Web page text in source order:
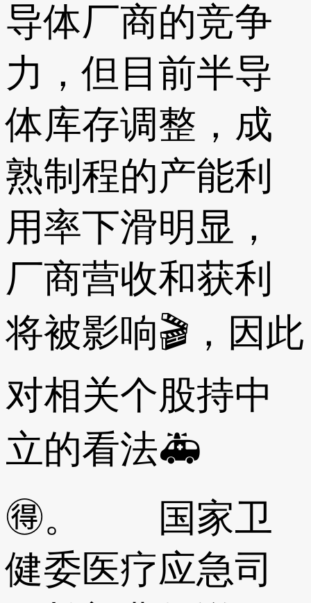
导体厂商的竞争
力，但目前半导
体库存调整，成
熟制程的产能利
用率下滑明显，
厂商营收和获利
将被影响🎬，因此
对相关个股持中
立的看法🚑
🉐。 国家卫
健委医疗应急司